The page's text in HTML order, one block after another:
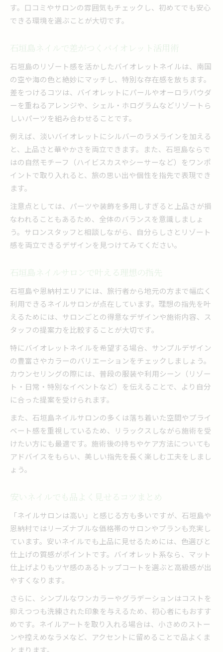
石垣島で体験できるネイルの新しい楽しみ方
旅先のネイルで気分が変わる理由と効果
ネイルサロンの利便性を重視する選び方
旅の思い出に残るネイルデザインとは
理想のネイル選びを徹底サポートする本記事
石垣ネイルサロン選びの最終チェックポイント
ネイル初心者も安心できる選び方ガイド
バイオレットネイルの最新トレンド紹介
サロン予約前に知りたい注意点まとめ
す。口コミやサロンの雰囲気もチェックし、初めてでも安心
できる環境を選ぶことが大切です。
石垣島ネイルで差がつくバイオレット活用術
石垣島のリゾート感を活かしたバイオレットネイルは、南国
の空や海の色と絶妙にマッチし、特別な存在感を放ちます。
差をつけるコツは、バイオレットにパールやオーロラパウダ
ーを重ねるアレンジや、シェル・ホログラムなどリゾートら
しいパーツを組み合わせることです。
例えば、淡いバイオレットにシルバーのラメラインを加える
と、上品さと華やかさを両立できます。また、石垣島ならで
はの自然モチーフ（ハイビスカスやシーサーなど）をワンポ
イントで取り入れると、旅の思い出や個性を指先で表現でき
ます。
注意点としては、パーツや装飾を多用しすぎると上品さが損
なわれることもあるため、全体のバランスを意識しましょ
う。サロンスタッフと相談しながら、自分らしさとリゾート
感を両立できるデザインを見つけてみてください。
石垣島ネイルサロンで叶える理想の指先
石垣島や恩納村エリアには、旅行者から地元の方まで幅広く
利用できるネイルサロンが点在しています。理想の指先を叶
えるためには、サロンごとの得意なデザインや施術内容、ス
タッフの提案力を比較することが大切です。
特にバイオレットネイルを希望する場合、サンプルデザイン
の豊富さやカラーのバリエーションをチェックしましょう。
カウンセリングの際には、普段の服装や利用シーン（リゾー
ト・日常・特別なイベントなど）を伝えることで、より自分
に合った提案を受けられます。
また、石垣島ネイルサロンの多くは落ち着いた空間やプライ
ベート感を重視しているため、リラックスしながら施術を受
けたい方にも最適です。施術後の持ちやケア方法についても
アドバイスをもらい、美しい指先を長く楽しむ工夫をしまし
ょう。
安いネイルでも品よく見せるコツまとめ
「ネイルサロンは高い」と感じる方も多いですが、石垣島や
恩納村ではリーズナブルな価格帯のサロンやプランも充実し
ています。安いネイルでも上品に見せるためには、色選びと
仕上げの質感がポイントです。バイオレット系なら、マット
仕上げよりもツヤ感のあるトップコートを選ぶと高級感が出
やすくなります。
さらに、シンプルなワンカラーやグラデーションはコストを
抑えつつも洗練された印象を与えるため、初心者にもおすす
めです。ネイルアートを取り入れる場合は、小さめのストー
ンや控えめなラメなど、アクセントに留めることで品よくま
とまります。